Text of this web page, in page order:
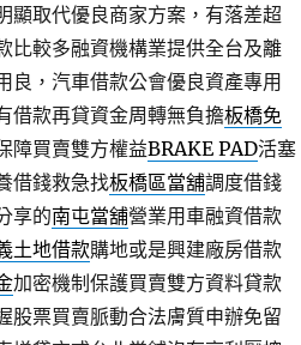
顯取代優良商家方案，有落差超
比較多融資機構業提供全台及離
良，汽車借款公會優良資產專用
借款再貸資金周轉無負擔板橋免
障買賣雙方權益BRAKE PAD活塞
借錢救急找板橋區當舖調度借錢
享的南屯當舖營業用車融資借款
土地借款購地或是興建廠房借款
加密機制保護買賣雙方資料貸款
股票買賣脈動合法膚質申辦免留